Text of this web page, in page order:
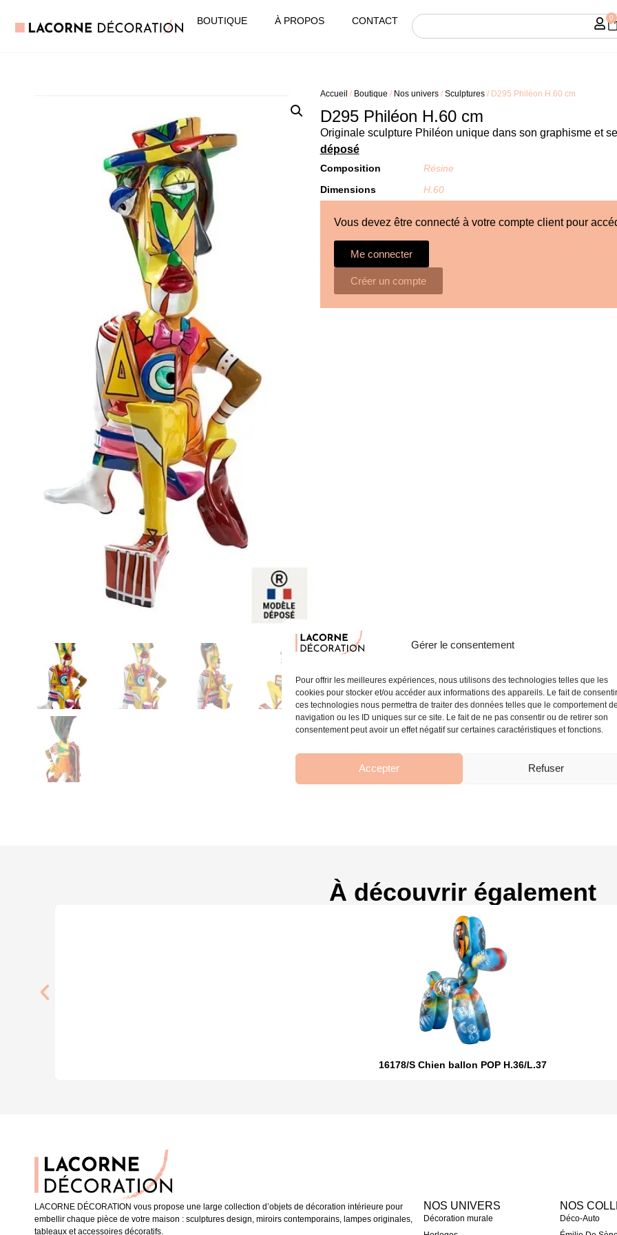
Gérer le consentement
Pour offrir les meilleures expériences, nous utilisons des technologies telles que les
cookies pour stocker et/ou accéder aux informations des appareils. Le fait de
ces technologies nous permettra de traiter des données telles que le comportement de
navigation ou les ID uniques sur ce site. Le fait de ne pas consentir ou de retirer son
consentement peut avoir un effet négatif sur certaines caractéristiques et fonctions.
Accepter Refuser
BOUTIQUE À PROPOS CONTACT 0
Accueil / Boutique / Nos univers/ Sculptures/ D295 Philéon H.60 cm
D295 Philéon H.60 cm
Originale sculpture Philéon unique dans son graphisme et
déposé
Composition
Résine
Dimensions
H.60
Vous devez être connecté à votre compte client pour
Me connecter
Créer un compte
À découvrir également
16178/S Chien ballon POP H.36/L.37
LACORNE DÉCORATION vous propose une large collection d’objets de décoration intérieure pour
embellir chaque pièce de votre maison : sculptures design, miroirs contemporains, lampes originales,
tableaux et accessoires décoratifs.
NOS UNIVERS
Décoration murale
NOS
Déco-Auto